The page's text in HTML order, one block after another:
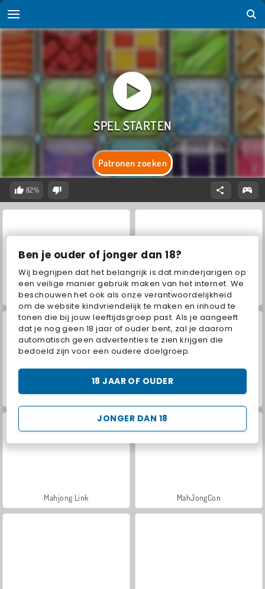
Ben je ouder of jonger dan 18?
Wij begrijpen dat het belangrijk is dat minderjarigen op
een veilige manier gebruik maken van het internet. We
beschouwen het ook als onze verantwoordelijkheid
om de website kindvriendelijk te maken en inhoud te
tonen die bij jouw leeftijdsgroep past. Als je aangeeft
dat je nog geen 18 jaar of ouder bent, zal je daarom
automatisch geen advertenties te zien krijgen die
bedoeld zijn voor een oudere doelgroep.
JONGER DAN 18
18 JAAR OF OUDER
Patronen zoeken
82%
VegaMix Da Vinci Puzzles Royal Story
Let's Fish! Hidden Object: Street of Secrets
Mahjong Link MahJongCon